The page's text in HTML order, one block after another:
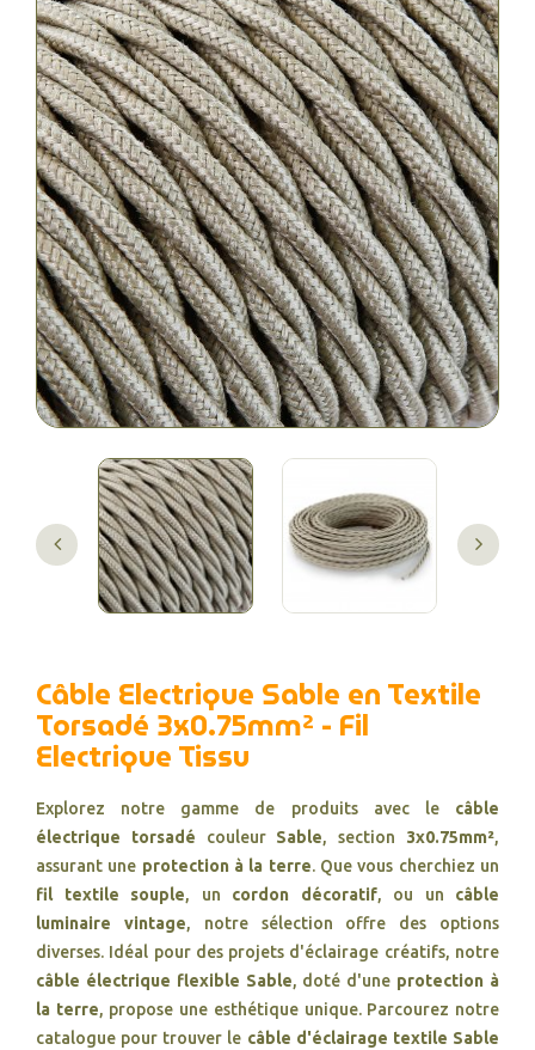
Câble Electrique Sable en Textile
Torsadé 3x0.75mm² - Fil
Electrique Tissu
Explorez notre gamme de produits avec le câble
électrique torsadé couleur Sable, section 3x0.75mm²,
assurant une protection à la terre. Que vous cherchiez un
fil textile souple, un cordon décoratif, ou un câble
luminaire vintage, notre sélection offre des options
diverses. Idéal pour des projets d'éclairage créatifs, notre
câble électrique flexible Sable, doté d'une protection à
la terre, propose une esthétique unique. Parcourez notre
catalogue pour trouver le câble d'éclairage textile Sable